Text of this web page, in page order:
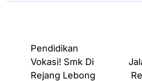
Post
navigation
Pendidikan
Vokasi! Smk Di
Rejang Lebong